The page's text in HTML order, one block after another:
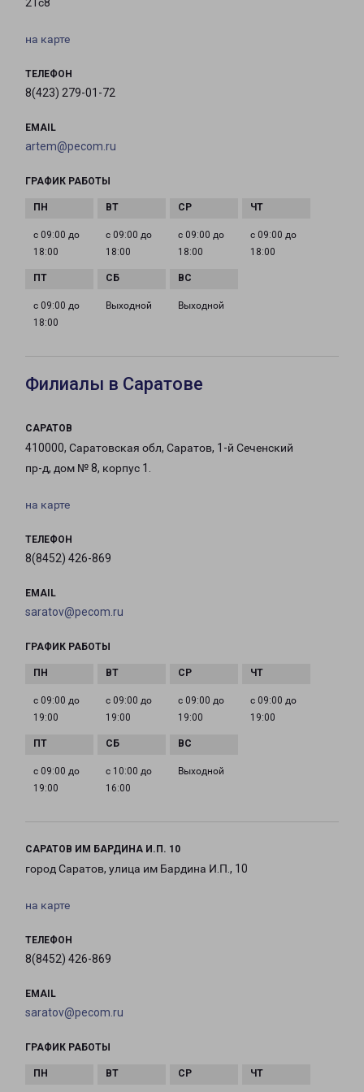
21с8
на карте
ТЕЛЕФОН
8(423) 279-01-72
EMAIL
artem@pecom.ru
ГРАФИК РАБОТЫ
с 09:00 до
18:00
с 09:00 до
18:00
с 09:00 до
18:00
с 09:00 до
18:00
с 09:00 до
18:00
Выходной Выходной
Филиалы в Саратове
САРАТОВ
410000, Саратовская обл, Саратов, 1-й Сеченский
пр-д, дом № 8, корпус 1.
на карте
ТЕЛЕФОН
8(8452) 426-869
EMAIL
saratov@pecom.ru
ГРАФИК РАБОТЫ
с 09:00 до
19:00
с 09:00 до
19:00
с 09:00 до
19:00
с 09:00 до
19:00
с 09:00 до
19:00
с 10:00 до
16:00
Выходной
САРАТОВ ИМ БАРДИНА И.П. 10
город Саратов, улица им Бардина И.П., 10
на карте
ТЕЛЕФОН
8(8452) 426-869
EMAIL
saratov@pecom.ru
ГРАФИК РАБОТЫ